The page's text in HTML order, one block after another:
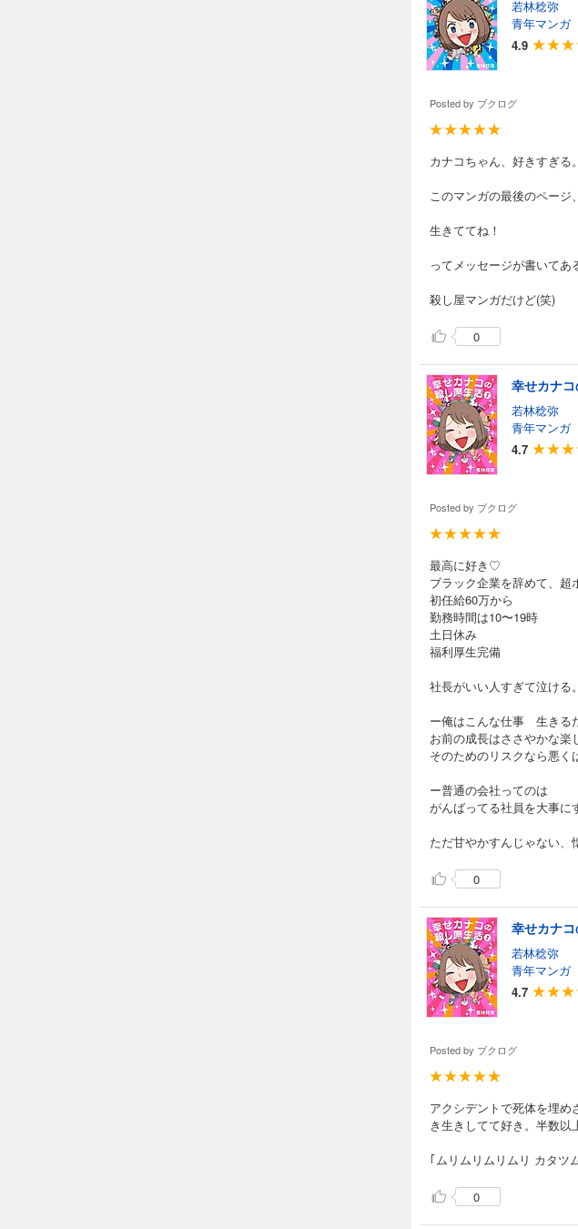
若林稔弥
青年マンガ
4.9
Posted by ブクログ
カナコちゃん、好きすぎる。
このマンガの最後のページ
生きててね！
ってメッセージが書いてあ
殺し屋マンガだけど(笑)
0
幸せカナコ
若林稔弥
青年マンガ
4.7
Posted by ブクログ
最高に好き♡
ブラック企業を辞めて、超
初任給60万から
勤務時間は10〜19時
土日休み
福利厚生完備
社長がいい人すぎて泣ける。
ー俺はこんな仕事 生きる
お前の成長はささやかな楽
そのためのリスクなら悪く
ー普通の会社ってのは
がんばってる社員を大事に
ただ甘やかすんじゃない、
0
幸せカナコ
若林稔弥
青年マンガ
4.7
Posted by ブクログ
アクシデントで死体を埋
き生きしてて好き。半数以
｢ムリムリムリムリ カタツ
0